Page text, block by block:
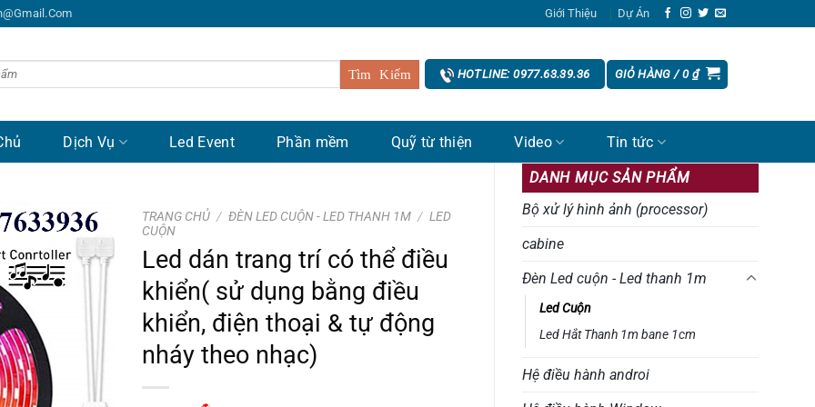
Giới Thiệu Dự Án
HOTLINE: 0977.63.39.36 GIỎ HÀNG /0 ₫
Dịch Vụ Led Event Phần mềm Quỹ từ thiện Video Tin tức
DANH MỤC SẢN PHẨM
Bộ xử lý hình ảnh (processor)
cabine
Đèn Led cuộn - Led thanh 1m
Led Cuộn
Led Hắt Thanh 1m bane 1cm
Hệ điều hành androi
TRANG CHỦ / ĐÈN LED CUỘN - LED THANH 1M / LED
CUỘN
Led dán trang trí có thể điều
khiển( sử dụng bằng điều
khiển, điện thoại & tự động
nháy theo nhạc)